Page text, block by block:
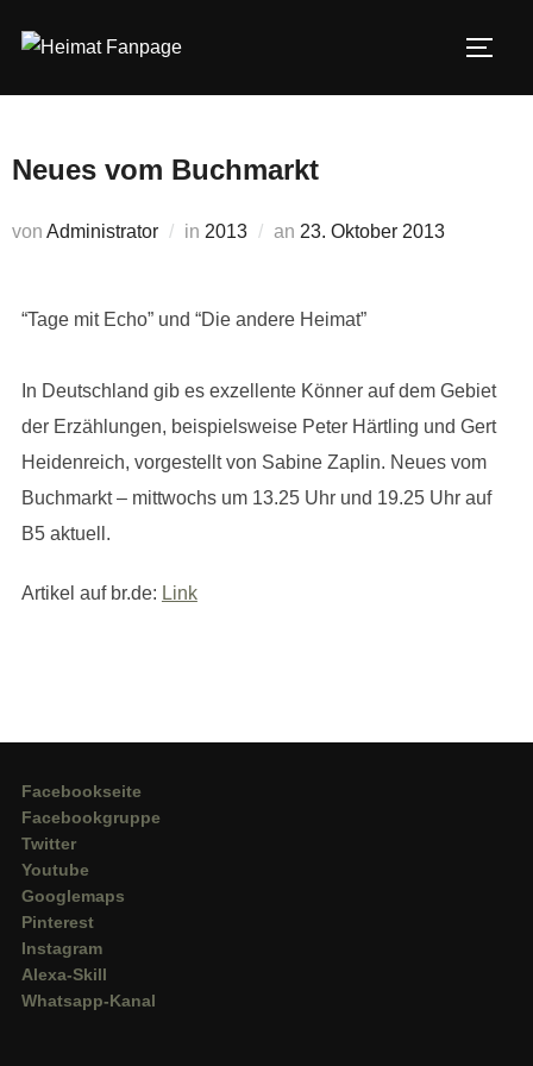
Inhalt
Neues vom Buchmarkt
von Administrator in 2013 an Veröffentlicht
23. Oktober 2013
“Tage mit Echo” und “Die andere Heimat”
In Deutschland gib es exzellente Könner auf dem Gebiet
der Erzählungen, beispielsweise Peter Härtling und Gert
Heidenreich, vorgestellt von Sabine Zaplin. Neues vom
Buchmarkt – mittwochs um 13.25 Uhr und 19.25 Uhr auf
B5 aktuell.
Artikel auf br.de: Link
Facebookseite
Facebookgruppe
Twitter
Youtube
Googlemaps
Pinterest
Instagram
Alexa-Skill
Whatsapp-Kanal